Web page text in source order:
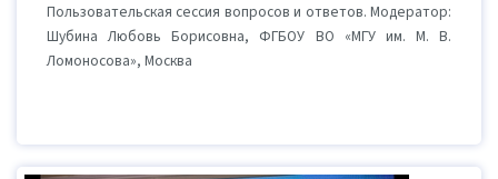
Пользовательская сессия вопросов и ответов. Модератор:
Шубина Любовь Борисовна, ФГБОУ ВО «МГУ им. М. В.
Ломоносова», Москва